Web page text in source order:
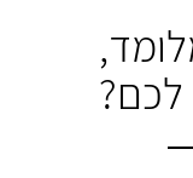
לכם?